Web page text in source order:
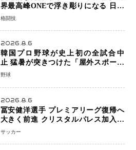
界最高峰ONEで浮き彫りになる 日本
キックボクシングが直面する“技術
格闘技
2026.8.6
韓国プロ野球が史上初の全試合中
止 猛暑が突きつけた「屋外スポーツ
の限界」 日本発のドーム型施設時代
野球
2026.8.6
冨安健洋選手 プレミアリーグ復帰へ
大きく前進 クリスタルパレス加入目
前 メディカルチェックも通過
サッカー